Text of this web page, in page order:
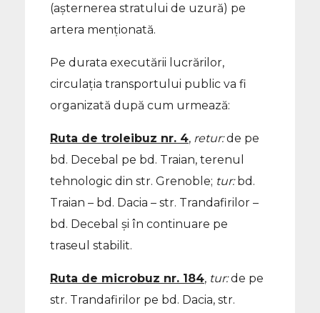
(așternerea stratului de uzură) pe
artera menționată.
Pe durata executării lucrărilor,
circulația transportului public va fi
organizată după cum urmează:
Ruta de troleibuz nr. 4, retur:de pe
bd. Decebal pe bd. Traian, terenul
tehnologic din str. Grenoble; tur:bd.
Traian – bd. Dacia – str. Trandafirilor –
bd. Decebal și în continuare pe
traseul stabilit.
Ruta de microbuz nr. 184, tur:de pe
str. Trandafirilor pe bd. Dacia, str.